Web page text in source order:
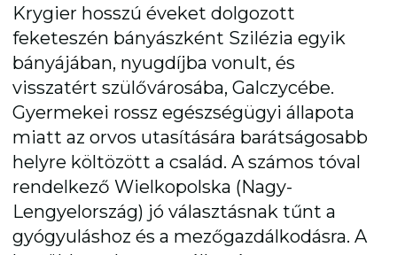
Krygier hosszú éveket dolgozott
feketeszén bányászként Szilézia egyik
bányájában, nyugdíjba vonult, és
visszatért szülővárosába, Galczycébe.
Gyermekei rossz egészségügyi állapota
miatt az orvos utasítására barátságosabb
helyre költözött a család. A számos tóval
rendelkező Wielkopolska (Nagy-
Lengyelország) jó választásnak tűnt a
gyógyuláshoz és a mezőgazdálkodásra. A